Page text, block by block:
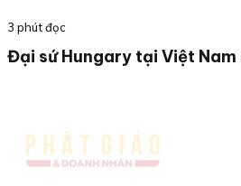
3 phút đọc
Đại sứ Hungary tại Việt